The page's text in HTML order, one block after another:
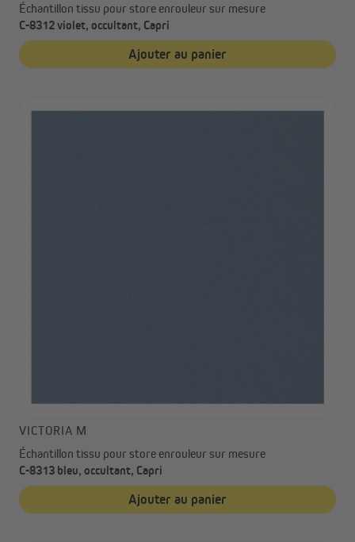
Échantillon tissu pour store enrouleur sur mesure
C-8312 violet, occultant, Capri
Ajouter au panier
VICTORIA M
Échantillon tissu pour store enrouleur sur mesure
C-8313 bleu, occultant, Capri
Ajouter au panier